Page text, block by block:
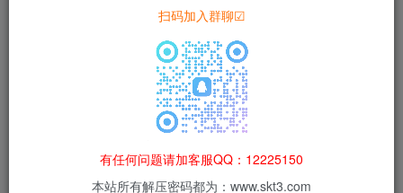
本站资源仅用于学习交流，禁止商业运营与违法、侵权
等非法行为；资源下载后请于 24 小时内删除，违规后
果由使用者自行承担。
扫码加入群聊☑
有任何问题请加客服QQ：12225150
本站所有解压密码都为：www.skt3.com